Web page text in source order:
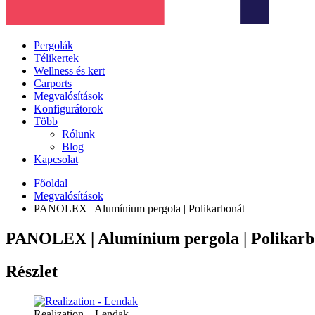
Pergolák
Télikertek
Wellness és kert
Carports
Megvalósítások
Konfigurátorok
Több
Rólunk
Blog
Kapcsolat
Főoldal
Megvalósítások
PANOLEX | Alumínium pergola | Polikarbonát
PANOLEX | Alumínium pergola |
Részlet